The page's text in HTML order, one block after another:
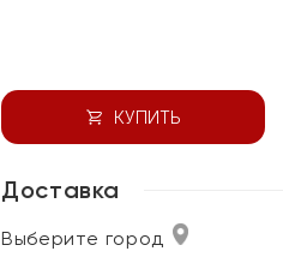
КУПИТЬ
Доставка
Выберите город